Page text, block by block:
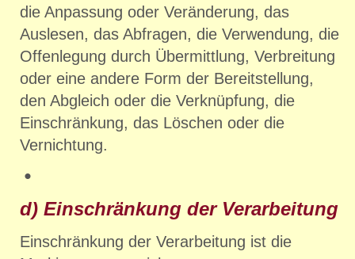
die Anpassung oder Veränderung, das
Auslesen, das Abfragen, die Verwendung, die
Offenlegung durch Übermittlung, Verbreitung
oder eine andere Form der Bereitstellung,
den Abgleich oder die Verknüpfung, die
Einschränkung, das Löschen oder die
Vernichtung.
d) Einschränkung der Verarbeitung
Einschränkung der Verarbeitung ist die